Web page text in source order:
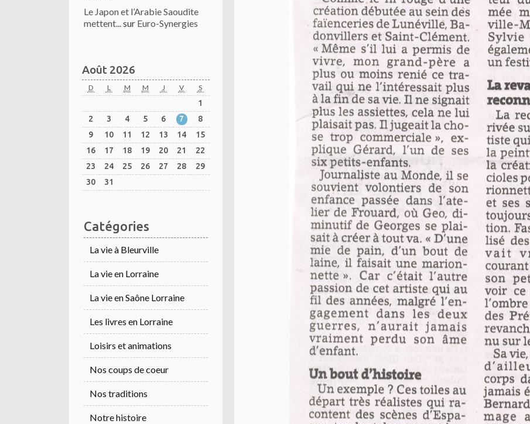
Le Japon et l’Arabie Saoudite
mettent...sur Euro-Synergies
Août 2026
D L M M J V S
1
2
3 4 5 6 7
8
9
10 11 12 13 14
15
16
17 18 19 20 21
22
23
24 25 26 27 28
29
30
31
Catégories
La vie à Bleurville
La vie en Lorraine
La vie en Saône Lorraine
Les livres en Lorraine
Loisirs et animations
Nos coups de coeur
Nos traditions
Notre histoire